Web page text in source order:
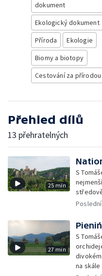
dokument
Ekologický dokument
Příroda
Ekologie
Biomy a biotopy
Cestování za přírodou
Přehled dílů
13 přehratelných
25 min
S
27 min
S
na skále